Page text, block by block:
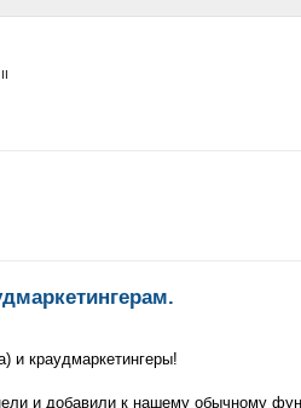
и краудмаркетингеры!
и добавили к нашему обычному